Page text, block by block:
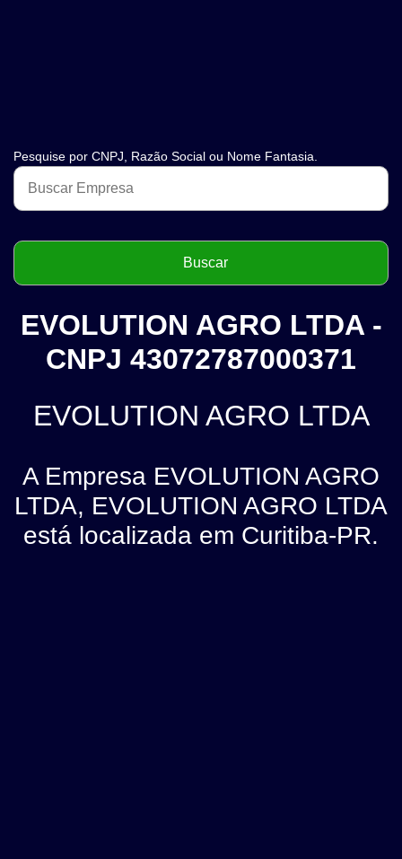
Pesquise por CNPJ, Razão Social ou Nome Fantasia.
EVOLUTION AGRO LTDA -
CNPJ 43072787000371
EVOLUTION AGRO LTDA
A Empresa EVOLUTION AGRO
LTDA, EVOLUTION AGRO LTDA
está localizada em Curitiba-PR.